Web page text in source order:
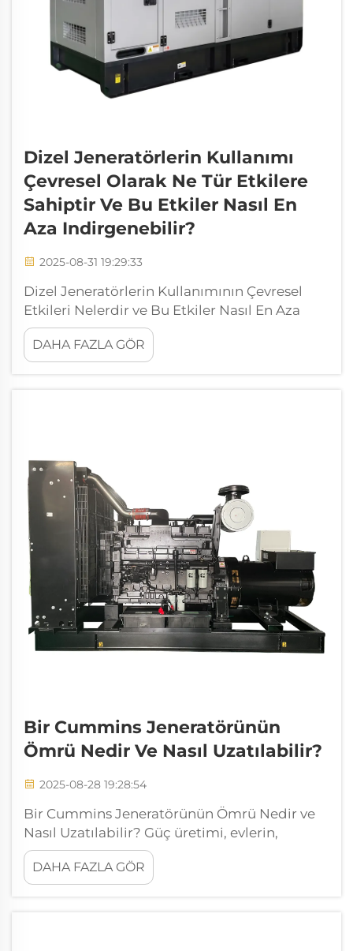
Dizel Jeneratörlerin Kullanımı
Çevresel Olarak Ne Tür Etkilere
Sahiptir Ve Bu Etkiler Nasıl En
Aza Indirgenebilir?
2025-08-31 19:29:33
Dizel Jeneratörlerin Kullanımının Çevresel
Etkileri Nelerdir ve Bu Etkiler Nasıl En Aza
İndirgenebilir? Dizel güç jeneratörleri uzun
süredir endüstriyel tesislerde, ticari binalarda,
hastanelerde ve ... gibi yerlerde yedek elektrik
DAHA FAZLA GÖR
Bir Cummins Jeneratörünün
Ömrü Nedir Ve Nasıl Uzatılabilir?
2025-08-28 19:28:54
Bir Cummins Jeneratörünün Ömrü Nedir ve
Nasıl Uzatılabilir? Güç üretimi, evlerin,
işletmelerin, sağlık kurumlarının ve sanayi
tesislerinin kesintisiz olarak çalışmaya devam
etmesini sağlamak açısından modern
DAHA FAZLA GÖR